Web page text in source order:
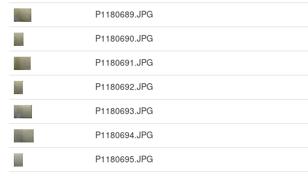
P1180689.JPG
P1180690.JPG
P1180691.JPG
P1180692.JPG
P1180693.JPG
P1180694.JPG
P1180695.JPG